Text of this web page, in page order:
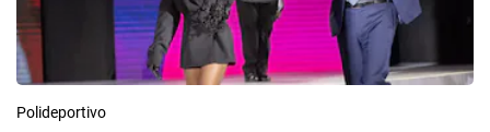
Polideportivo